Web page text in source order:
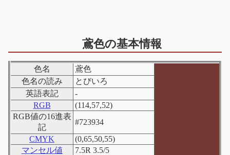
鳶色の基本情報
色名 鳶色
色名の読み
とびいろ
英語表記
-
RGB
(114,57,52)
RGB値の16進表
記
#723934
CMYK
(0,65,50,55)
マンセル値
7.5R 3.5/5